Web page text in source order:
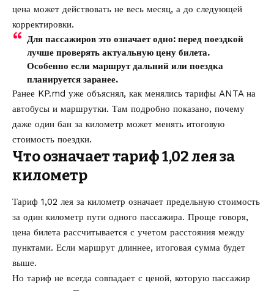
цена может действовать не весь месяц, а до следующей
корректировки.
Для пассажиров это означает одно: перед поездкой
лучше проверять актуальную цену билета.
Особенно если маршрут дальний или поездка
планируется заранее.
Ранее KP.md уже объяснял, как менялись тарифы ANTA на
автобусы и маршрутки. Там подробно показано, почему
даже один бан за километр может менять итоговую
стоимость поездки.
Что означает тариф 1,02 лея за
километр
Тариф 1,02 лея за километр означает предельную стоимость
за один километр пути одного пассажира. Проще говоря,
цена билета рассчитывается с учетом расстояния между
пунктами. Если маршрут длиннее, итоговая сумма будет
выше.
Но тариф не всегда совпадает с ценой, которую пассажир